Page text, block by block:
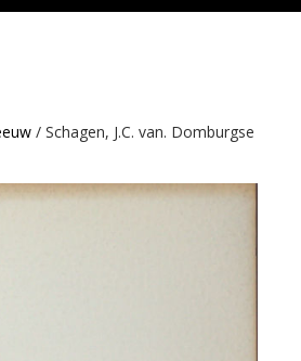
/ Schagen, J.C. van. Domburgse